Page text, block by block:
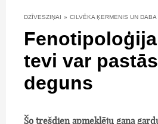
DZĪVESZIŅAI » CILVĒKA ĶERMENIS UN DABA
tevi var
deguns
Šo trešdien apmeklēju gana